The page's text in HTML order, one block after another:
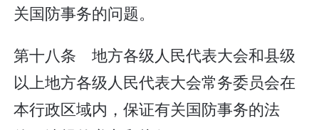
关国防事务的问题。
第十八条 地方各级人民代表大会和县级
以上地方各级人民代表大会常务委员会在
本行政区域内，保证有关国防事务的法